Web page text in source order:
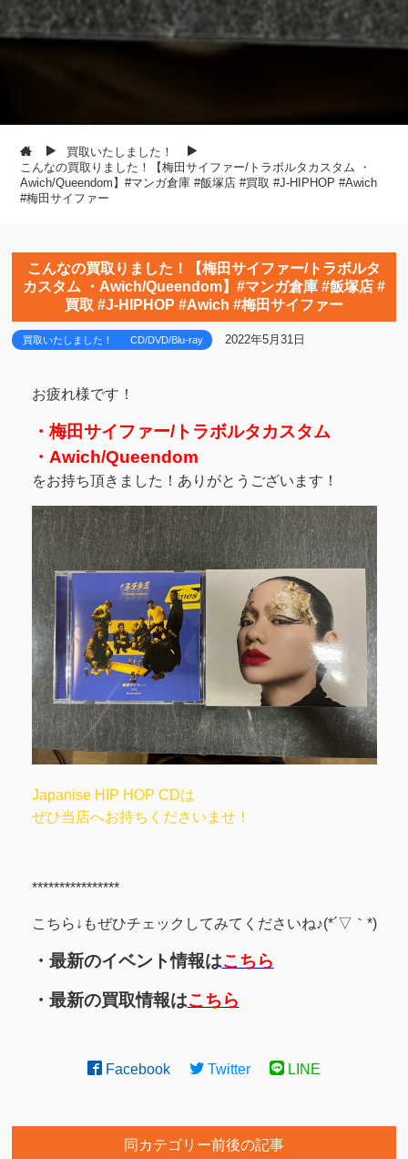
買取いたしました！
こんなの買取りました！【梅田サイファー/トラボルタカスタム ・
Awich/Queendom】#マンガ倉庫 #飯塚店 #買取 #J-HIPHOP #Awich
#梅田サイファー
こんなの買取りました！【梅田サイファー/トラボルタ
カスタム ・Awich/Queendom】#マンガ倉庫 #飯塚店 #
買取 #J-HIPHOP #Awich #梅田サイファー
買取いたしました！ CD/DVD/Blu-ray 2022年5月31日
お疲れ様です！
・梅田サイファー/トラボルタカスタム
・Awich/Queendom
をお持ち頂きました！ありがとうございます！
Japanise HIP HOP CDは
ぜひ当店へお持ちくださいませ！
****************
こちら↓もぜひチェックしてみてくださいね♪(*´▽｀*)
・最新のイベント情報はこちら
・最新の買取情報はこちら
Facebook Twitter LINE
同カテゴリー前後の記事